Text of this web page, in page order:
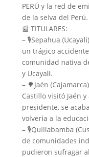
PERÚ y la red de
de la selva del Perú.
📰 TITULARES:
– 🎙️Sepahua
un trágico
comunidad nativa
y Ucayali.
– 🌳Jaén
Castillo visitó Jaén
presidente, se
volvería a la
– 🎙️Quillabamba
de comunidades
pudieron sufragar